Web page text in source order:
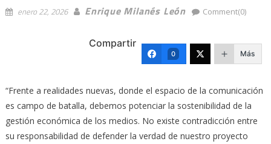
enero 22, 2026 Enrique Milanés León Comment(0)
Compartir
0 Más
“Frente a realidades nuevas, donde el espacio de la comunicación
es campo de batalla, debemos potenciar la sostenibilidad de la
gestión económica de los medios. No existe contradicción entre
su responsabilidad de defender la verdad de nuestro proyecto